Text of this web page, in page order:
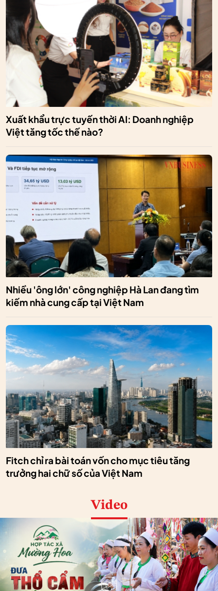
Xuất khẩu trực tuyến thời AI: Doanh nghiệp
Việt tăng tốc thế nào?
Nhiều 'ông lớn' công nghiệp Hà Lan đang tìm
kiếm nhà cung cấp tại Việt Nam
Fitch chỉ ra bài toán vốn cho mục tiêu tăng
trưởng hai chữ số của Việt Nam
Video